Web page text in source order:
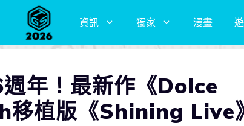
資訊 獨家 漫畫
年！最新作《Dolce
植版《Shining Live